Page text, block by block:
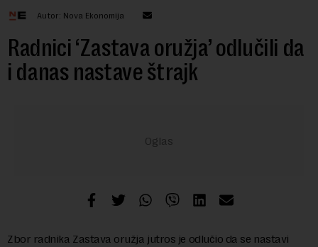
Autor: Nova Ekonomija
Radnici ‘Zastava oružja’ odlučili da
i danas nastave štrajk
Zbor radnika Zastava oružja jutros je odlučio da se nastavi